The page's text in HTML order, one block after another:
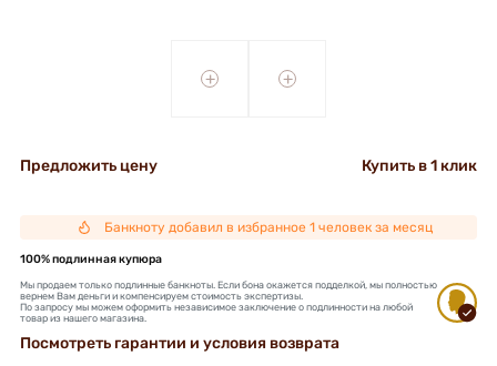
+ +
Предложить цену Купить в 1 клик
Банкноту добавил в избранное 1 человек за месяц
100% подлинная купюра
Мы продаем только подлинные банкноты. Если бона окажется подделкой, мы полностью
вернем Вам деньги и компенсируем стоимость экспертизы.
По запросу мы можем оформить независимое заключение о подлинности на любой
товар из нашего магазина.
Посмотреть гарантии и условия возврата